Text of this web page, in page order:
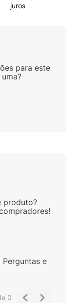
juros
para este
produto?
e
0